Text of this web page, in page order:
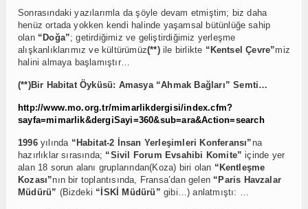
Sonrasındaki yazılarımla da şöyle devam etmiştim; biz daha
henüz ortada yokken kendi halinde yaşamsal bütünlüğe sahip
olan “Doğa”; getirdiğimiz ve geliştirdiğimiz yerleşme
alışkanlıklarımız ve kültürümüz(**)ile birlikte “Kentsel Çevre”miz
halini almaya başlamıştır…
(**)Bir Habitat Öyküsü: Amasya “Ahmak Bağları” Semti…
http://www.mo.org.tr/mimarlikdergisi/index.cfm?
sayfa=mimarlik&dergiSayi=360&sub=ara&Action=search
1996yılında “Habitat-2 İnsan Yerleşimleri Konferansı” na
hazırlıklar sırasında; “Sivil Forum Evsahibi Komite” içinde yer
alan 18 sorun alanı gruplarından(Koza) biri olan “Kentleşme
Kozası”nın bir toplantısında, Fransa’dan gelen “Paris Havzalar
Müdürü” (Bizdeki “İSKİ Müdürü” gibi…) anlatmıştı: …